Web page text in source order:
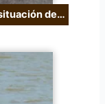
de…